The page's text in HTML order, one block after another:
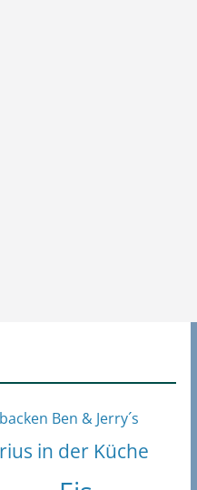
backen Ben & Jerry´s
in der Küche